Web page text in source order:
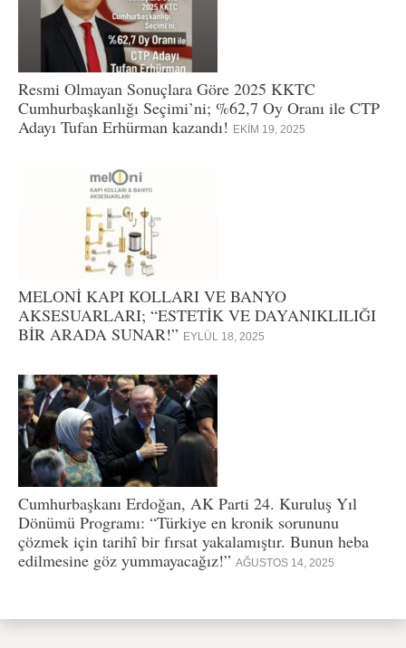
Resmi Olmayan Sonuçlara Göre 2025 KKTC
Cumhurbaşkanlığı Seçimi’ni; %62,7 Oy Oranı ile CTP
Adayı Tufan Erhürman kazandı! EKIM 19, 2025
MELONİ KAPI KOLLARI VE BANYO
AKSESUARLARI; “ESTETİK VE DAYANIKLILIĞI
BİR ARADA SUNAR!” EYLÜL 18, 2025
Cumhurbaşkanı Erdoğan, AK Parti 24. Kuruluş Yıl
Dönümü Programı: “Türkiye en kronik sorununu
çözmek için tarihî bir fırsat yakalamıştır. Bunun heba
edilmesine göz yummayacağız!” AĞUSTOS 14, 2025